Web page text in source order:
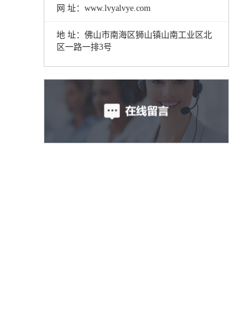
网 址：www.lvyalvye.com
地 址：佛山市南海区狮山镇山南工业区北
区一路一排3号